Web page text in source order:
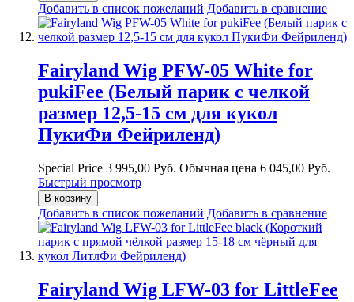
Добавить в список пожеланий Добавить в сравнение
Fairyland Wig PFW-05 White for
pukiFee (Белый парик с челкой
размер 12,5-15 см для кукол
ПукиФи Фейриленд)
Special Price 3 995,00 Руб. Обычная цена 6 045,00 Руб.
Быстрый просмотр
В корзину
Добавить в список пожеланий Добавить в сравнение
Fairyland Wig LFW-03 for LittleFee